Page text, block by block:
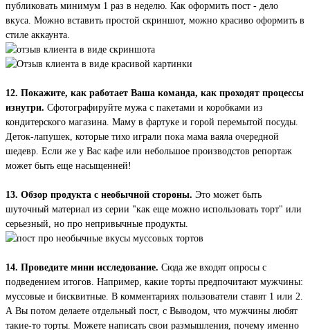
публиковать минимум 1 раз в неделю. Как оформить пост - дело
вкуса. Можно вставить простой скриншот, можно красиво оформить в
стиле аккаунта.
12. Покажите, как работает Ваша команда, как проходят процессы
изнутри. Сфотографируйте мужа с пакетами и коробками из
кондитерского магазина. Маму в фартуке и горой перемытой посуды.
Деток-лапушек, которые тихо играли пока мама ваяла очередной
шедевр. Если же у Вас кафе или небольшое производстов репортаж
может быть еще насыщенней!
13. Обзор продукта с необычной стороны. Это может быть
шуточный материал из серии "как еще можно использовать торт" или
серьезный, но про непривычные продукты.
14. Проведите мини исследование. Сюда же входят опросы с
подведением итогов. Например, какие торты предпочитают мужчины:
муссовые и бисквитные. В комментариях пользователи ставят 1 или 2.
А Вы потом делаете отдельный пост, с Выводом, что мужчины любят
такие-то торты. Можете написать свои размышления, почему именно